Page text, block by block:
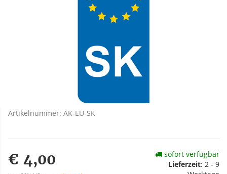
Artikelnummer: AK-EU-SK
€ 4,00
sofort verfügbar
Lieferzeit: 2 - 9